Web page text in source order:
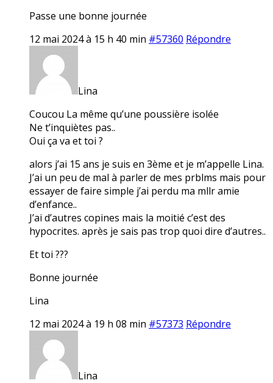
Passe une bonne journée
12 mai 2024 à 15 h 40 min #57360 Répondre
Lina
Coucou La même qu’une poussière isolée
Ne t’inquiètes pas..
Oui ça va et toi ?
alors j’ai 15 ans je suis en 3ème et je m’appelle Lina.
J’ai un peu de mal à parler de mes prblms mais pour
essayer de faire simple j’ai perdu ma mllr amie
d’enfance..
J’ai d’autres copines mais la moitié c’est des
hypocrites. après je sais pas trop quoi dire d’autres..
Et toi ???
Bonne journée
Lina
12 mai 2024 à 19 h 08 min #57373 Répondre
Lina